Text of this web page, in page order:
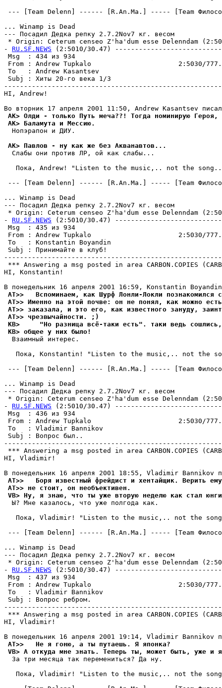
--- [Team Delenn] ------ [R.An.Ma.] ----- [Team
... Winamp is Dead
--- Посадил Дедка репку 2.7.2Nov7 кг. весом
* Origin: Ceterum censeo Z'ha'dum esse Delenndam
- RU.SF.NEWS (2:5010/30.47)
Msg  : 434
From : Andrew Tupkalo                      2:5030/
To   : Andrew Kasantsev
Subj : Хиты 20-го
HI, Andrew!
AK> Олди - только Путь меча??! Тогда номинирую
AK> Баламута и Мессию.
  Нопэрапон и ДИУ.
AK> Павлов - ну как же без Акванавтов...
  Слабы они против ЛР, ой как слабы...
Пока, Andrew! "Listen to the music,.. not the
--- [Team Delenn] ------ [R.An.Ma.] ----- [Team
... Winamp is Dead
--- Посадил Дедка репку 2.7.2Nov7 кг. весом
* Origin: Ceterum censeo Z'ha'dum esse Delenndam
- RU.SF.NEWS (2:5010/30.47)
Msg  : 435
From : Andrew Tupkalo                      2:5030/
To   : Konstantin Boyandin
Subj :
*** Answering a msg posted in area CARBON.COPIES
HI, Konstantin!
AT>>   Вспоминаем, как Шурф Лонли-Локли познакомился
AT>> Именно на этой почве: он не понял, как можно
AT>> заказала, и это его, как известного зануду,
AT>> чpезвычайности. ;)
KB>     "Но разница всё-таки есть". таки ведь
KB> общее у них было!
  Взаимный интеpес.
Пока, Konstantin! "Listen to the music,.. not the
--- [Team Delenn] ------ [R.An.Ma.] ----- [Team
... Winamp is Dead
--- Посадил Дедка репку 2.7.2Nov7 кг. весом
* Origin: Ceterum censeo Z'ha'dum esse Delenndam
- RU.SF.NEWS (2:5010/30.47)
Msg  : 436
From : Andrew Tupkalo                      2:5030/
To   : Vladimir Bannikov
Subj :
*** Answering a msg posted in area CARBON.COPIES
HI, Vladimir!
AT>>   Боpя известный фрейдист и хентайщик. Верить
AT>> не стоит, он необъективен.
VB> Ну, я знаю, что ты уже вторую неделю как стал
  Ы? Мне казалось, что уже полгода как.
Пока, Vladimir! "Listen to the music,.. not the
--- [Team Delenn] ------ [R.An.Ma.] ----- [Team
... Winamp is Dead
--- Посадил Дедка репку 2.7.2Nov7 кг. весом
* Origin: Ceterum censeo Z'ha'dum esse Delenndam
- RU.SF.NEWS (2:5010/30.47)
Msg  : 437
From : Andrew Tupkalo                      2:5030/
To   : Vladimir Bannikov
Subj : Вопрос
*** Answering a msg posted in area CARBON.COPIES
HI, Vladimir!
AT>>   Не я гоню, а ты путаешь. Я японка?
VB> А откуда мне знать. Теперь ты, может быть, уже и
  За три месяца так пеpемениться? Да ну.
Пока, Vladimir! "Listen to the music,.. not the